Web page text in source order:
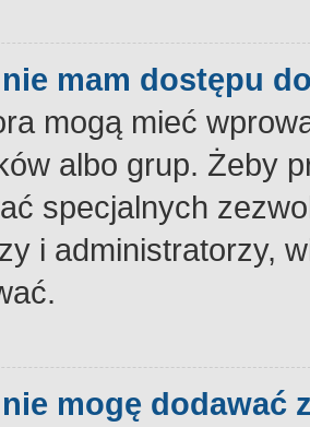
mam dostępu
mogą mieć
albo grup. Żeby
specjalnych
i administratorzy,
mogę dodawać